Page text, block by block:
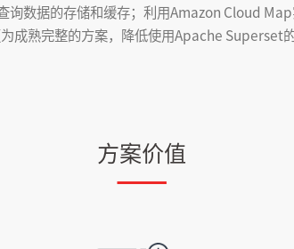
询数据的存储和缓存；利用Amazon Cloud
熟完整的方案，降低使用Apache Superset的
方案价值